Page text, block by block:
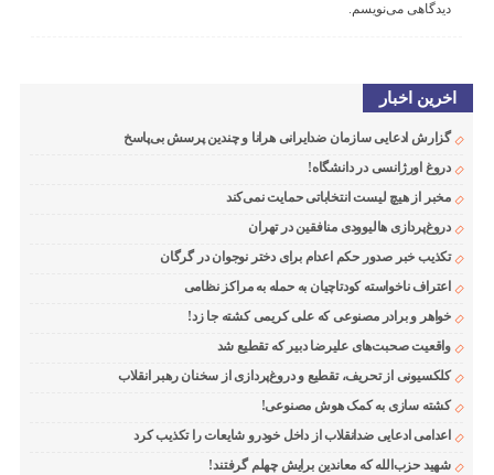
دیدگاهی می‌نویسم.
اخرین اخبار
گزارش ادعایی سازمان ضدایرانی هرانا و چندین پرسش بی‌پاسخ
دروغ اورژانسی در دانشگاه!
مخبر از هیچ لیست انتخاباتی حمایت نمی‌کند
دروغ‌پردازی هالیوودی منافقین در تهران
تکذیب خبر صدور حکم اعدام برای دختر نوجوان در گرگان
اعتراف ناخواسته کودتاچیان به حمله به مراکز نظامی
خواهر و برادر مصنوعی که علی کریمی کشته جا زد!
واقعیت صحبت‌های علیرضا دبیر که تقطیع شد
کلکسیونی از تحریف، تقطیع و دروغ‌پردازی از سخنان رهبر انقلاب
کشته سازی به کمک هوش مصنوعی!
اعدامی ادعایی ضدانقلاب از داخل خودرو شایعات را تکذیب کرد
شهید حزب‌الله که معاندین برایش چهلم گرفتند!